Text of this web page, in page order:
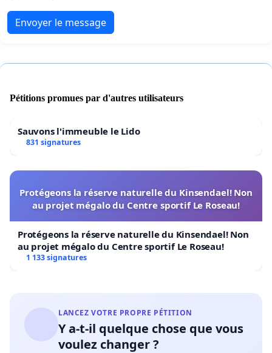
Envoyer le message
Pétitions promues par d'autres utilisateurs
Sauvons l'immeuble le Lido
831 signatures
Protégeons la réserve naturelle du Kinsendael! Non
au projet mégalo du Centre sportif Le Roseau!
Protégeons la réserve naturelle du Kinsendael! Non
au projet mégalo du Centre sportif Le Roseau!
1 133 signatures
LANCEZ VOTRE PROPRE PÉTITION
Y a-t-il quelque chose que vous
voulez changer ?